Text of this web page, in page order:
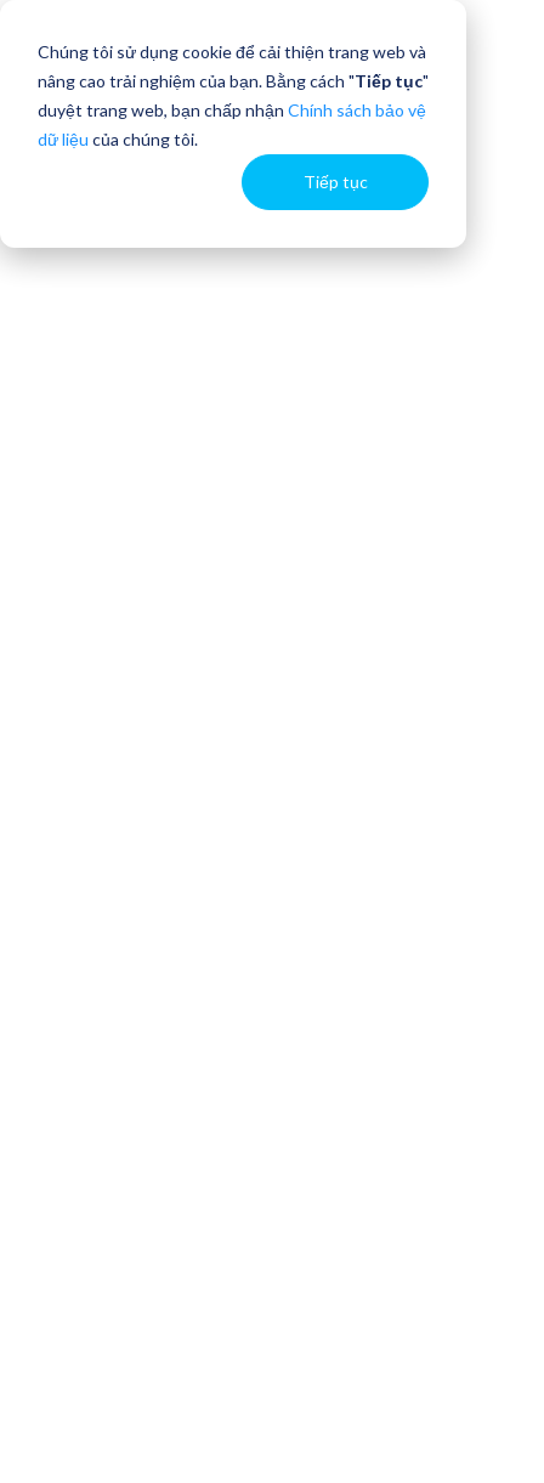
Chúng tôi sử dụng cookie để cải thiện trang web và
nâng cao trải nghiệm của bạn. Bằng cách "Tiếp tục"
duyệt trang web, bạn chấp nhận Chính sách bảo vệ
dữ liệu của chúng tôi.
Tiếp tục